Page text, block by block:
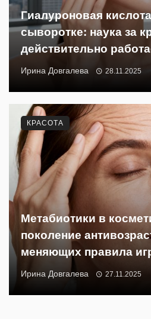
Гиалуроновая
сыворотке: наука за
действительно
Ирина Довгалева 28.11.2025
Метабиотики в
поколение
меняющих правила
Ирина Довгалева 27.11.2025
КРАСОТА